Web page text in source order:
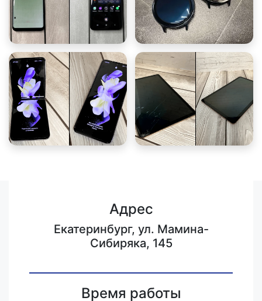
Адрес
Екатеринбург, ул. Мамина-
Сибиряка, 145
Время работы